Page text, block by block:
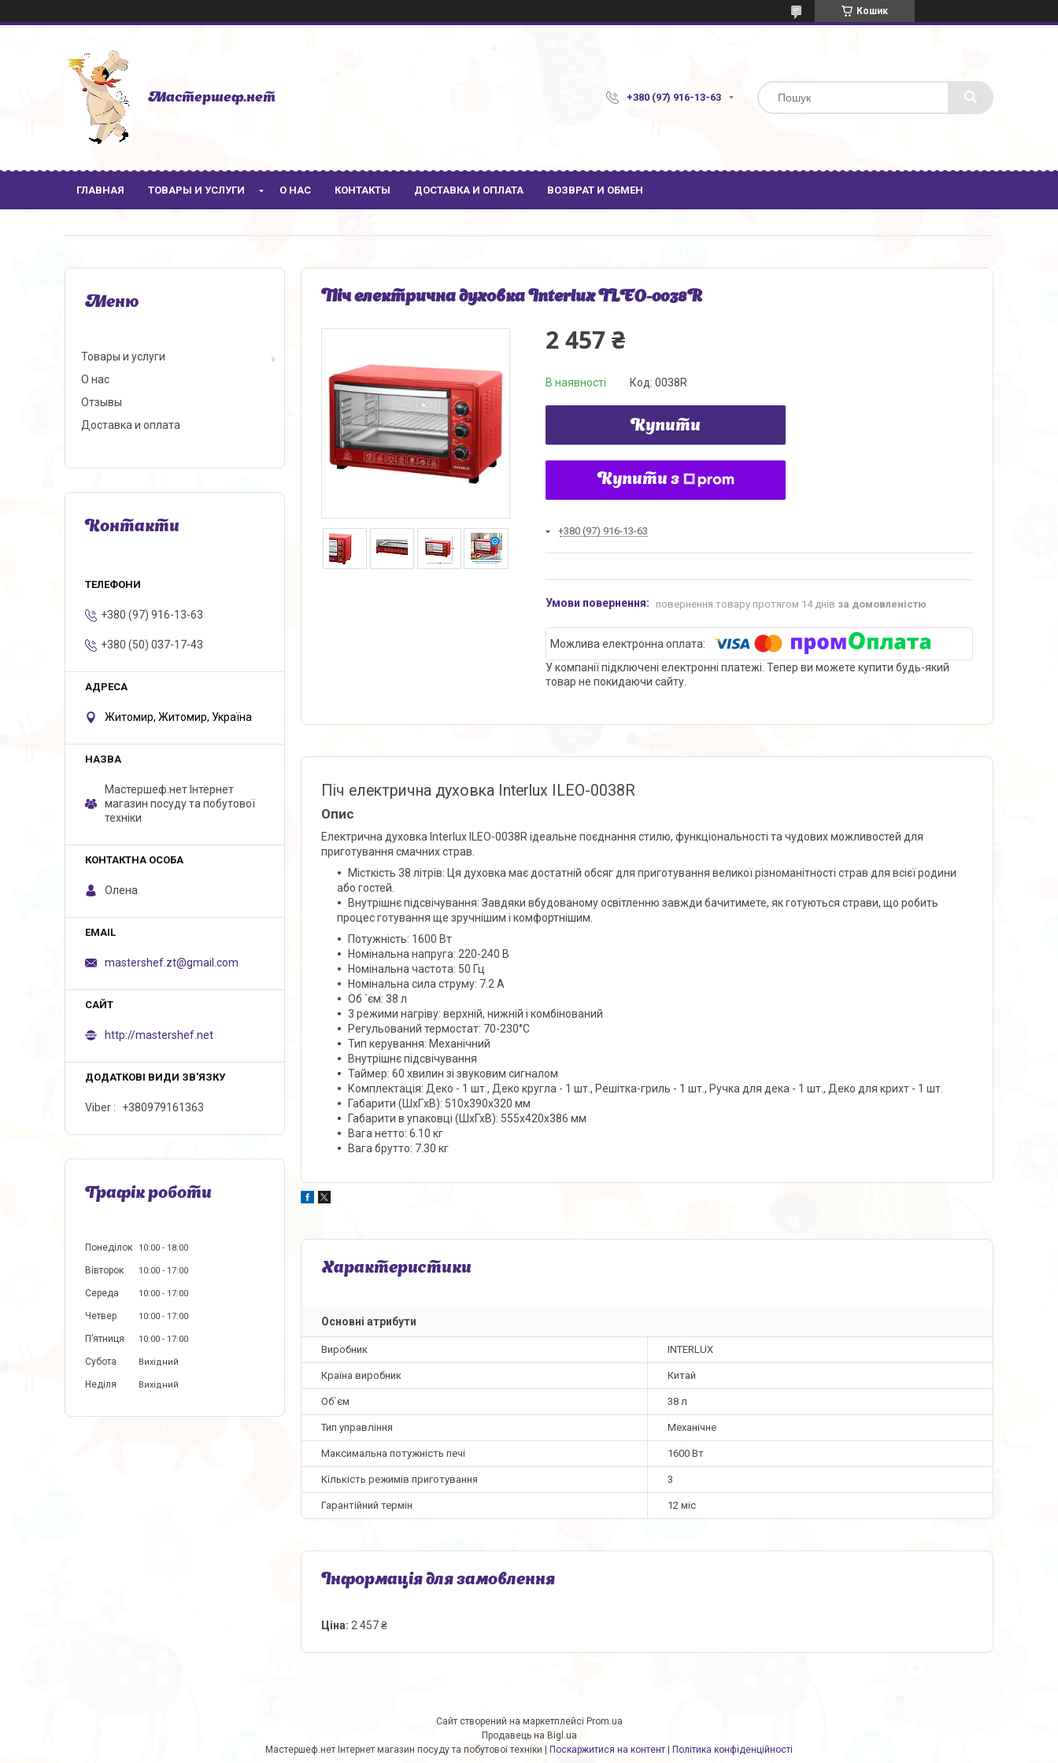
Кошик
Мастершеф.нет +380 (97) 916-13-63
ГЛАВНАЯ ТОВАРЫ И УСЛУГИ О НАС КОНТАКТЫ ДОСТАВКА И ОПЛАТА ВОЗВРАТ И ОБМЕН
Піч електрична духовка Interlux ILEO-0038R
2 457 ₴
В наявності Код: 0038R
Купити
Купити з
+380 (97) 916-13-63
повернення товару протягом 14 днів за домовленістю
У компанії підключені електронні платежі. Тепер ви можете купити будь-який
товар не покидаючи сайту.
Піч електрична духовка Interlux ILEO-0038R
Опис
Електрична духовка Interlux ILEO-0038R ідеальне поєднання стилю, функціональності та чудових можливостей для
приготування смачних страв.
Місткість 38 літрів: Ця духовка має достатній обсяг для приготування великої різноманітності страв для всієї родини
або гостей.
Внутрішнє підсвічування: Завдяки вбудованому освітленню завжди бачитимете, як готуються страви, що робить
процес готування ще зручнішим і комфортнішим.
Потужність: 1600 Вт
Номінальна напруга: 220-240 В
Номінальна частота: 50 Гц
Номінальна сила струму: 7.2 А
Об `єм: 38 л
3 режими нагріву: верхній, нижній і комбінований
Регульований термостат: 70-230°С
Тип керування: Механічний
Внутрішнє підсвічування
Таймер: 60 хвилин зі звуковим сигналом
Комплектація: Деко - 1 шт., Деко кругла - 1 шт., Решітка-гриль - 1 шт., Ручка для дека - 1 шт., Деко для крихт - 1 шт.
Габарити (ШxГxВ): 510x390x320 мм
Габарити в упаковці (ШхГхВ): 555х420х386 мм
Вага нетто: 6.10 кг
Вага брутто: 7.30 кг
Характеристики
Основні атрибути
Виробник INTERLUX
Країна виробник Китай
Об`єм 38 л
Тип управління Механічне
Максимальна потужність печі 1600 Вт
Кількість режимів приготування 3
Гарантійний термін 12 міс
Інформація для замовлення
Ціна: 2 457 ₴
Товары и услуги
О нас
Отзывы
Доставка и оплата
Контакти
+380 (97) 916-13-63
+380 (50) 037-17-43
Житомир, Житомир, Україна
Мастершеф.нет Iнтернет
магазин посуду та побутової
техніки
Олена
mastershef.zt@gmail.com
http://mastershef.net
Viber +380979161363
Графік роботи
Понеділок 10:00 18:00
Вівторок 10:00 17:00
Середа 10:00 17:00
Четвер 10:00 17:00
Пʼятниця 10:00 17:00
Субота Вихідний
Неділя Вихідний
Сайт створений на маркетплейсі Prom.ua
Продавець на Bigl.ua
Поскаржитися на контент Політика конфіденційності